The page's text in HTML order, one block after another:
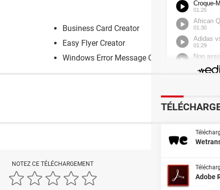
Business Card Creator
Easy Flyer Creator
Windows Error Message Creator
NOTEZ CE TÉLÉCHARGEMENT
Adobe